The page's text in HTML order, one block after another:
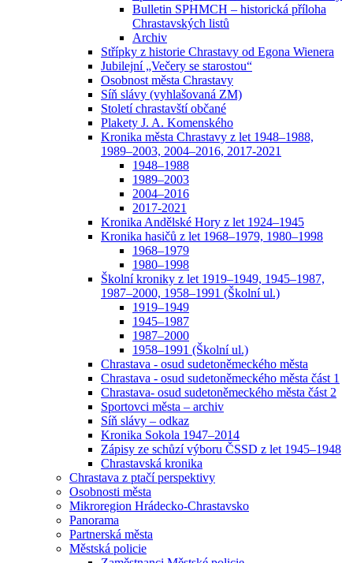
Bulletin SPHMCH – historická příloha
Chrastavských listů
Archiv
Střípky z historie Chrastavy od Egona Wienera
Jubilejní „Večery se starostou“
Osobnost města Chrastavy
Síň slávy (vyhlašovaná ZM)
Století chrastavští občané
Plakety J. A. Komenského
Kronika města Chrastavy z let 1948–1988,
1989–2003, 2004–2016, 2017-2021
1948–1988
1989–2003
2004–2016
2017-2021
Kronika Andělské Hory z let 1924–1945
Kronika hasičů z let 1968–1979, 1980–1998
1968–1979
1980–1998
Školní kroniky z let 1919–1949, 1945–1987,
1987–2000, 1958–1991 (Školní ul.)
1919–1949
1945–1987
1987–2000
1958–1991 (Školní ul.)
Chrastava - osud sudetoněmeckého města
Chrastava - osud sudetoněmeckého města část 1
Chrastava- osud sudetoněmeckého města část 2
Sportovci města – archiv
Síň slávy – odkaz
Kronika Sokola 1947–2014
Zápisy ze schůzí výboru ČSSD z let 1945–1948
Chrastavská kronika
Chrastava z ptačí perspektivy
Osobnosti města
Mikroregion Hrádecko-Chrastavsko
Panorama
Partnerská města
Městská policie